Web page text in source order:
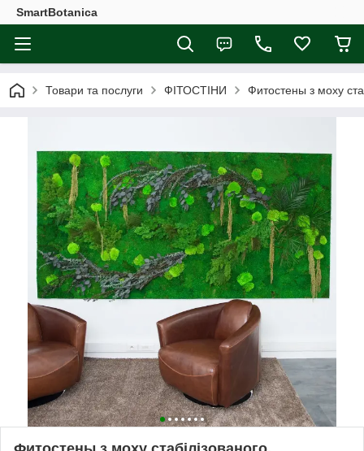
SmartBotanica
Товари та послуги ФІТОСТІНИ Фитостены з моху